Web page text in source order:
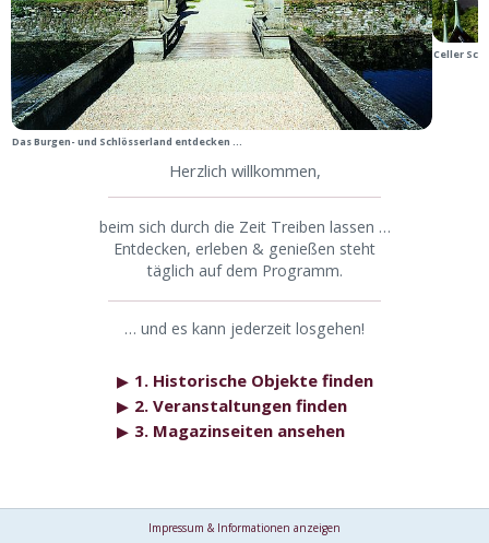
Das Burgen- und Schlösserland entdecken ...
Celler
Herzlich willkommen,
beim sich durch die Zeit Treiben lassen …
Entdecken, erleben & genießen steht
täglich auf dem Programm.
… und es kann jederzeit losgehen!
▶ 1. Historische Objekte finden
▶ 2. Veranstaltungen finden
▶ 3. Magazinseiten ansehen
Impressum & Informationen anzeigen